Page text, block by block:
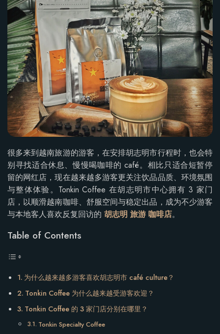
很多来到越南旅游的游客，在安排胡志明市行程时，也会特
别寻找适合休息、慢慢喝咖啡的 café。相比只适合短暂停
留的网红店，现在越来越多游客更关注饮品品质、环境氛围
与整体体验。Tonkin Coffee 在胡志明市中心拥有 3 家门
店，以顺滑越南咖啡、舒服空间与稳定出品，成为不少游客
与本地客人喜欢反复回访的 胡志明 旅游 咖啡店。
Table of Contents
为什么越来越多游客喜欢胡志明市 café culture？
Tonkin Coffee 为什么越来越受游客欢迎？
Tonkin Coffee 的 3 家门店分别在哪里？
Tonkin Specialty Coffee